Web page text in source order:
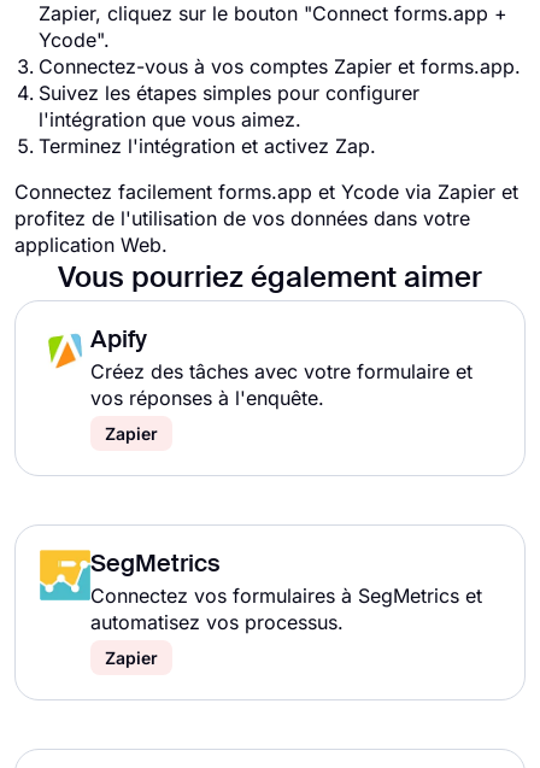
Zapier, cliquez sur le bouton "Connect forms.app +
Ycode".
Connectez-vous à vos comptes Zapier et forms.app.
Suivez les étapes simples pour configurer
l'intégration que vous aimez.
Terminez l'intégration et activez Zap.
Connectez facilement forms.app et Ycode via Zapier et
profitez de l'utilisation de vos données dans votre
application Web.
Vous pourriez également aimer
Apify
Créez des tâches avec votre formulaire et
vos réponses à l'enquête.
Zapier
SegMetrics
Connectez vos formulaires à SegMetrics et
automatisez vos processus.
Zapier